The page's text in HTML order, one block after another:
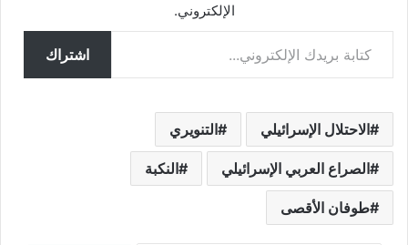
الإلكتروني.
كتابة بريدك الإلكتروني...
اشتراك
الاحتلال الإسرائيلي التنويري
الصراع العربي الإسرائيلي النكبة
طوفان الأقصى